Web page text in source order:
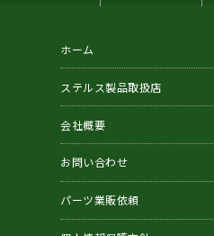
ホーム
ステルス製品取扱店
会社概要
お問い合わせ
パーツ業販依頼